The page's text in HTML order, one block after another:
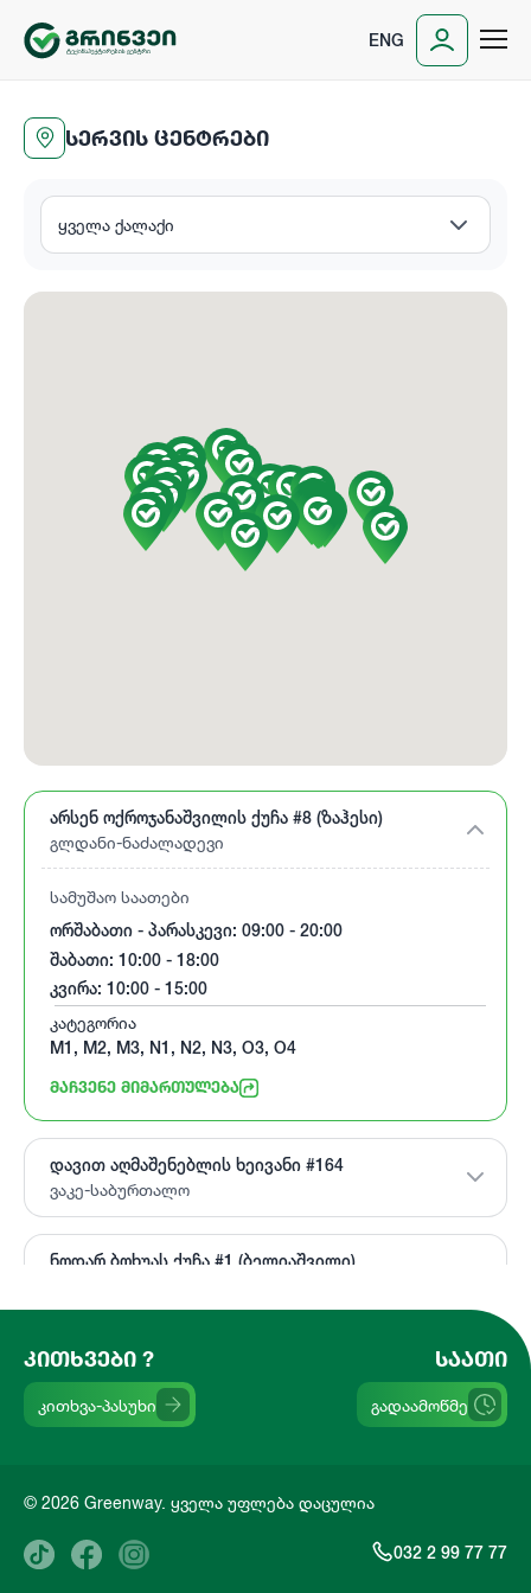
ENG
ᲡᲔᲠᲕᲘᲡ ᲪᲔᲜᲢᲠᲔᲑᲘ
ყველა ქალაქი
არსენ ოქროჯანაშვილის ქუჩა #8 (ზაჰესი)
გლდანი-ნაძალადევი
სამუშაო საათები
ორშაბათი - პარასკევი: 09:00 - 20:00
შაბათი: 10:00 - 18:00
კვირა: 10:00 - 15:00
კატეგორია
M1, M2, M3, N1, N2, N3, O3, O4
ᲛᲐᲩᲕᲔᲜᲔ ᲛᲘᲛᲐᲠᲗᲣᲚᲔᲑᲐ
დავით აღმაშენებლის ხეივანი #164
ვაკე-საბურთალო
ნოდარ ბოხუას ქუჩა #1 (ბელიაშვილი)
ილია ვეკუას ქუჩა #54 (გლდანი)
გლდანი-ნაძალადევი
რაფაელ აგლაძის 25 (ელიავა)
დიდუბე-ჩუღურეთი
ᲙᲘᲗᲮᲕᲔᲑᲘ ?
კითხვა-პასუხი
ᲡᲐᲐᲗᲘ
გადაამოწმე
© 2026 Greenway. ყველა უფლება დაცულია
032 2 99 77 77